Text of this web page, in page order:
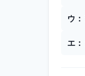
ウ ：
エ ：